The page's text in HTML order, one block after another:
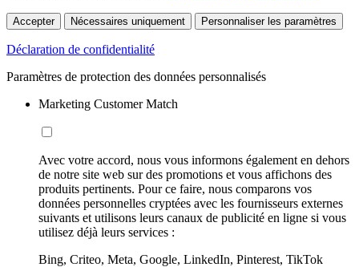
Accepter Nécessaires uniquement Personnaliser les paramètres
Déclaration de confidentialité
Paramètres de protection des données personnalisés
Marketing Customer Match
Avec votre accord, nous vous informons également en dehors
de notre site web sur des promotions et vous affichons des
produits pertinents. Pour ce faire, nous comparons vos
données personnelles cryptées avec les fournisseurs externes
suivants et utilisons leurs canaux de publicité en ligne si vous
utilisez déjà leurs services :
Bing, Criteo, Meta, Google, LinkedIn, Pinterest, TikTok